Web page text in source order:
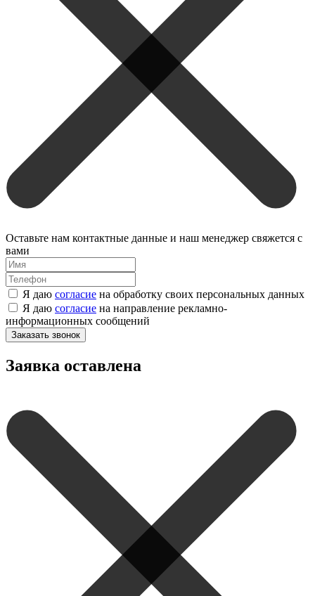
Оставьте нам контактные данные и наш менеджер свяжется с
вами
Я даю согласие на обработку своих персональных данных
Я даю согласие на направление рекламно-
информационных сообщений
Заказать звонок
Заявка оставлена